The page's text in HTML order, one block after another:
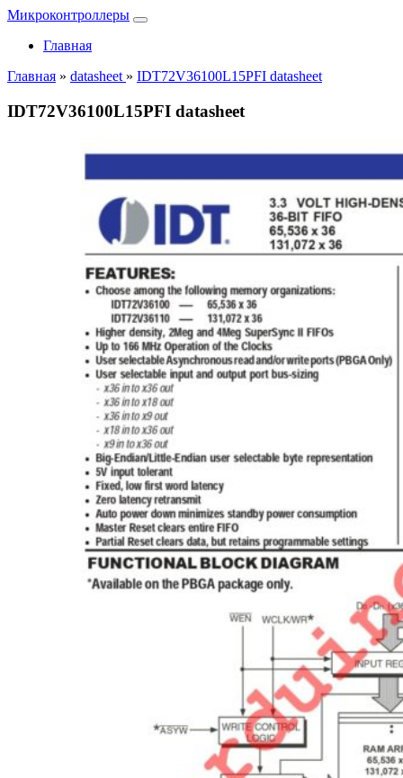
Микроконтроллеры
Главная
Главная » datasheet » IDT72V36100L15PFI datasheet
IDT72V36100L15PFI datasheet